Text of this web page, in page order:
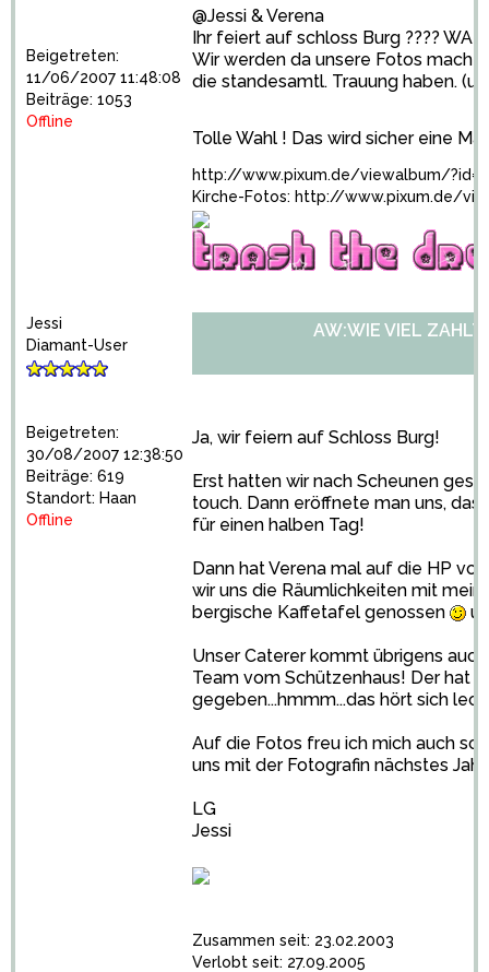
Beigetreten:
11/06/2007 11:48:08
Beiträge: 1053
Offline
@Jessi & Verena
Ihr feiert auf schloss Burg ????
Wir werden da unsere Fotos
die standesamtl. Trauung haben.
Tolle Wahl ! Das wird sicher eine
http://www.pixum.de/viewalbum/
Kirche-Fotos: http://www.pixum.de/
Jessi
Diamant-User
Beigetreten:
30/08/2007 12:38:50
Beiträge: 619
Standort: Haan
Offline
AW:WIE VIEL ZAHLT
Ja, wir feiern auf Schloss Burg!
Erst hatten wir nach Scheunen
touch. Dann eröffnete man uns,
für einen halben Tag!
Dann hat Verena mal auf die HP
wir uns die Räumlichkeiten mit
bergische Kaffetafel genossen
Unser Caterer kommt übrigens
Team vom Schützenhaus! Der hat
gegeben...hmmm...das hört sich
Auf die Fotos freu ich mich auch
uns mit der Fotografin nächstes
LG
Jessi
Zusammen seit: 23.02.2003
Verlobt seit: 27.09.2005